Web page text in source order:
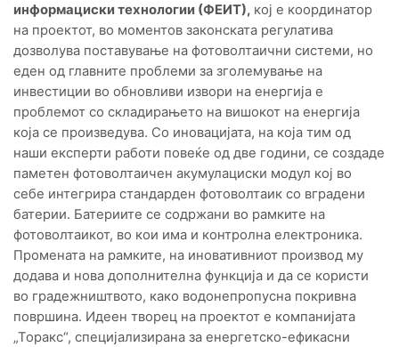
информациски технологии (ФЕИТ), кој е координатор
на проектот, во моментов законската регулатива
дозволува поставување на фотоволтаични системи, но
еден од главните проблеми за зголемување на
инвестиции во обновливи извори на енергија е
проблемот со складирањето на вишокот на енергија
која се произведува. Со иновацијата, на која тим од
наши експерти работи повеќе од две години, се создаде
паметен фотоволтаичен акумулациски модул кој во
себе интегрира стандарден фотоволтаик со вградени
батерии. Батериите се содржани во рамките на
фотоволтаикот, во кои има и контролна електроника.
Промената на рамките, на иновативниот производ му
додава и нова дополнителна функција и да се користи
во градежништвото, како водонепропусна покривна
површина. Идеен творец на проектот е компанијата
„Торакс“, специјализирана за енергетско-ефикасни